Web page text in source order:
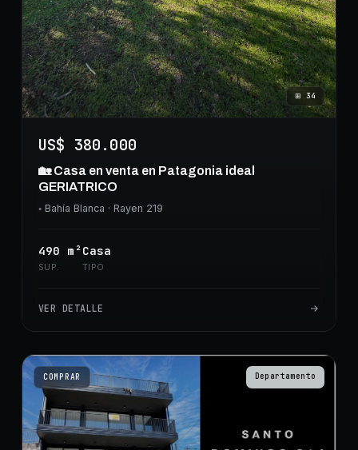
⊞34
US$ 380.000
🏡 Casa en venta en Patagonia ideal
GERIATRICO
◦ Bahía Blanca · Rayen 219
490 m²
SUP.
Casa
TIPO
VER DETALLE
COMPRAR Departamento